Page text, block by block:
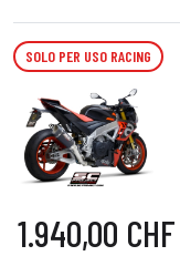
SOLO PER USO RACING
1.940,00 CHF